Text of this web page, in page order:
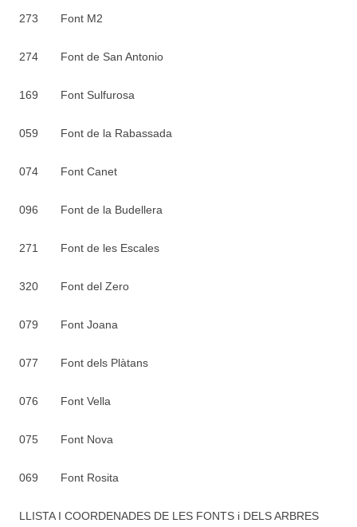
273 Font M2
274 Font de San Antonio
169 Font Sulfurosa
059 Font de la Rabassada
074 Font Canet
096 Font de la Budellera
271 Font de les Escales
320 Font del Zero
079 Font Joana
077 Font dels Plàtans
076 Font Vella
075 Font Nova
069 Font Rosita
LLISTA I COORDENADES DE LES FONTS i DELS ARBRES